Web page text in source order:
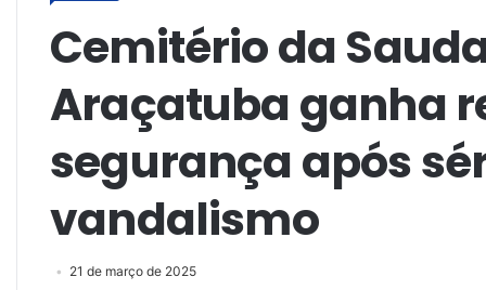
Cemitério da
Araçatuba ganha
segurança após
vandalismo
21 de março de 2025